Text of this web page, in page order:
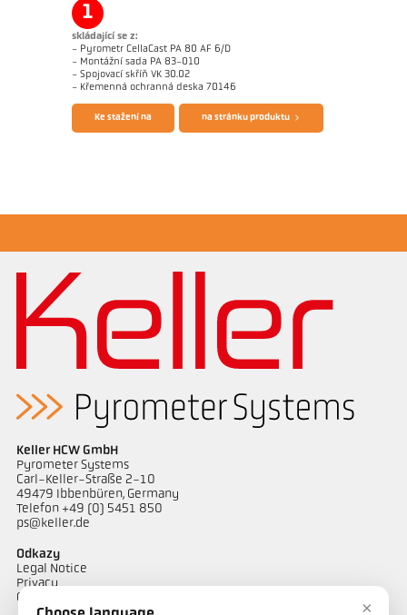
1
skládající se z:
- Pyrometr CellaCast PA 80 AF 6/D
- Montážní sada PA 83-010
- Spojovací skříň VK 30.02
- Křemenná ochranná deska 70146
Brožura CellaCast PA80 PT180
Žádostzpráva Casting channel
Ke stažení na na stránku produktu
Keller HCW GmbH
Pyrometer Systems
Carl-Keller-Straße 2-10
49479 Ibbenbüren, Germany
Telefon +49 (0) 5451 850
ps@keller.de
Odkazy
Legal Notice
Privacy
GTC
×